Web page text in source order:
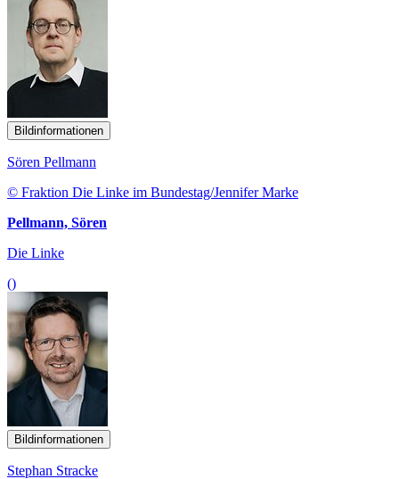
Bildinformationen
Sören Pellmann
© Fraktion Die Linke im Bundestag/Jennifer Marke
Pellmann, Sören
Die Linke
()
Bildinformationen
Stephan Stracke